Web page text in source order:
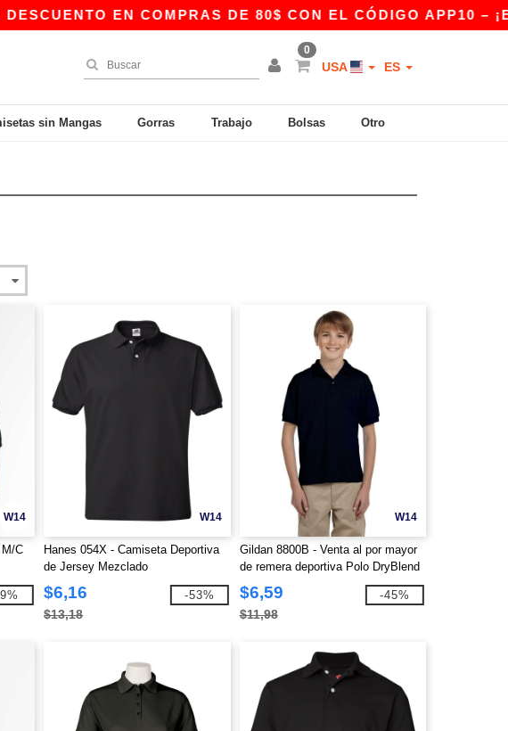
EN COMPRAS DE 80$ CON EL CÓDIGO APP10 –
0
USA ES
sin Mangas Gorras Trabajo Bolsas Otro
W14
C
W14
Hanes 054X - Camiseta Deportiva
de Jersey Mezclado
$6,16
$13,18
-53%
W14
Gildan 8800B - Venta al por mayor
de remera deportiva Polo DryBlend
Jersey para niños
$6,59
$11,98
-45%